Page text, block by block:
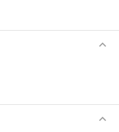
keyboard_arrow_down
keyboard_arrow_down